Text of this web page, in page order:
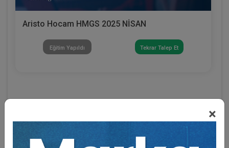
×
Aristo Hocam HMGS 2025 NİSAN
Eğitim Yapıldı Tekrar Talep Et